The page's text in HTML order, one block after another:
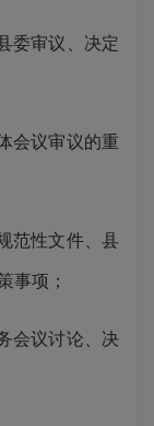
委审议、决定
会议审议的重
范性文件、县
事项；
会议讨论、决